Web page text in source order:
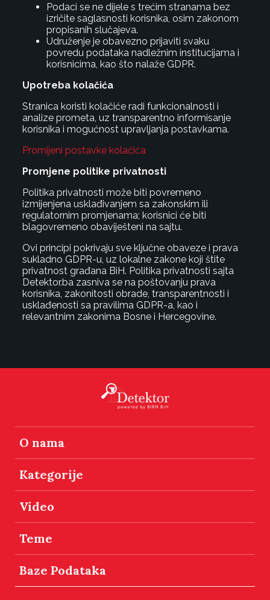
Podaci se ne dijele s trećim stranama bez
izričite saglasnosti korisnika, osim zakonom
propisanih slučajeva.
Udruženje je obavezno prijaviti svaku
povredu podataka nadležnim institucijama i
korisnicima, kao što nalaže GDPR.
Upotreba kolačića
Stranica koristi kolačiće radi funkcionalnosti i
analize prometa, uz transparentno informisanje
korisnika i mogućnost upravljanja postavkama.
Promijeni postavke kolačića
Promjene politike privatnosti
Politika privatnosti može biti povremeno
izmijenjena usklađivanjem sa zakonskim ili
regulatornim promjenama; korisnici će biti
blagovremeno obaviješteni na sajtu.
Ovi principi pokrivaju sve ključne obaveze i prava
sukladno GDPR-u, uz lokalne zakone koji štite
privatnost građana BiH. Politika privatnosti sajta
Detektor.ba zasniva se na poštovanju prava
korisnika, zakonitosti obrade, transparentnosti i
usklađenosti sa pravilima GDPR-a, kao i
relevantnim zakonima Bosne i Hercegovine.
O nama
Kategorije
Video
Teme
Baze Podataka